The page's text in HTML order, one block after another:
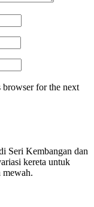
browser for the next
Seri Kembangan dan
kereta untuk
mewah.